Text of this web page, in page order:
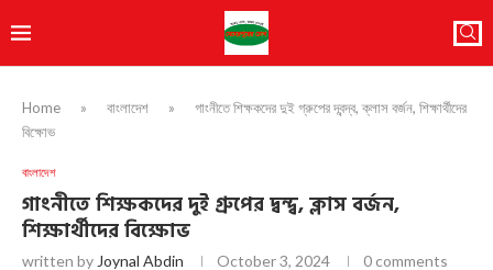
Home » বাংলাদেশ »
গাংনীতে শিক্ষকদের দুই গ্রুপের দ্বন্দ্ব, ক্লাস বর্জন, শিক্ষার্থীদের
বিক্ষোভ
বাংলাদেশ
গাংনীতে শিক্ষকদের দুই গ্রুপের দ্বন্দ্ব, ক্লাস বর্জন,
শিক্ষার্থীদের বিক্ষোভ
written by Joynal Abdin October 3, 2024 0 comments